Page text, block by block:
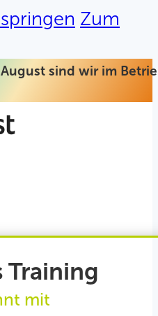
Zum
sind wir im
Training
mit